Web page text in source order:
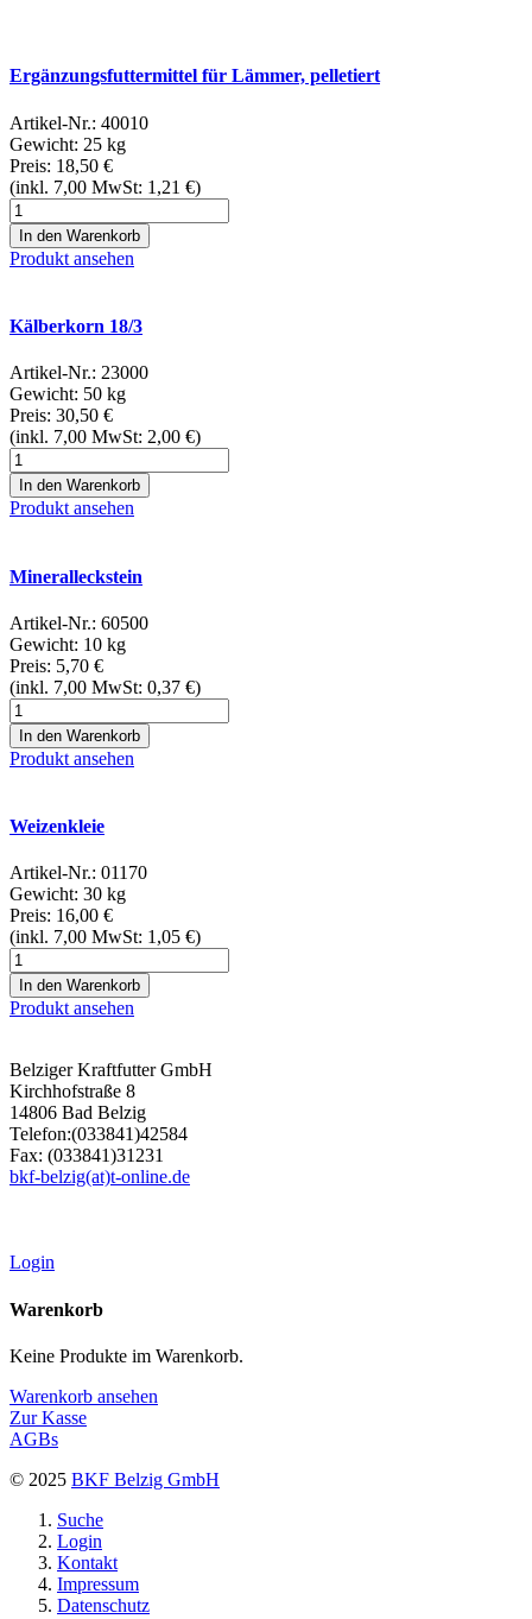
Ergänzungsfuttermittel für Lämmer, pelletiert
Artikel-Nr.: 40010
Gewicht: 25 kg
Preis: 18,50 €
(inkl. 7,00 MwSt: 1,21 €)
Produkt ansehen
Kälberkorn 18/3
Artikel-Nr.: 23000
Gewicht: 50 kg
Preis: 30,50 €
(inkl. 7,00 MwSt: 2,00 €)
Produkt ansehen
Mineralleckstein
Artikel-Nr.: 60500
Gewicht: 10 kg
Preis: 5,70 €
(inkl. 7,00 MwSt: 0,37 €)
Produkt ansehen
Weizenkleie
Artikel-Nr.: 01170
Gewicht: 30 kg
Preis: 16,00 €
(inkl. 7,00 MwSt: 1,05 €)
Produkt ansehen
Belziger Kraftfutter GmbH
Kirchhofstraße 8
14806 Bad Belzig
Telefon:(033841)42584
Fax: (033841)31231
bkf-belzig(at)t-online.de
Login
Warenkorb
Keine Produkte im Warenkorb.
Warenkorb ansehen
Zur Kasse
AGBs
© 2025 BKF Belzig GmbH
Suche
Login
Kontakt
Impressum
Datenschutz